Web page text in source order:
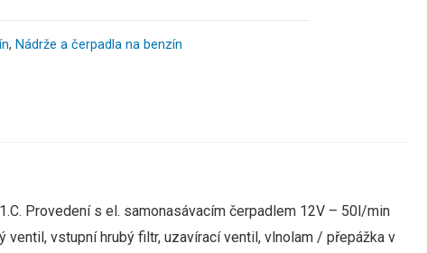
, Nádrže a čerpadla na benzín
Provedení s el. samonasávacím čerpadlem 12V – 50l/min
ventil, vstupní hrubý filtr, uzavírací ventil, vlnolam / přepážka v